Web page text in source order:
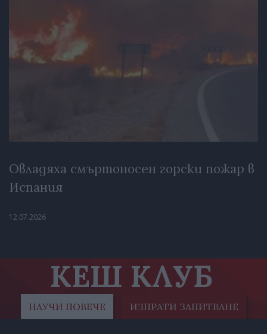
Овладяха смъртоносен горски пожар в
Испания
12.07.2026
КЕШ КЛУБ
НАУЧИ ПОВЕЧЕ ИЗПРАТИ ЗАПИТВАНЕ